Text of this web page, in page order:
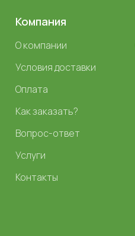
Компания
О компании
Условия доставки
Оплата
Как заказать?
Вопрос-ответ
Услуги
Контакты